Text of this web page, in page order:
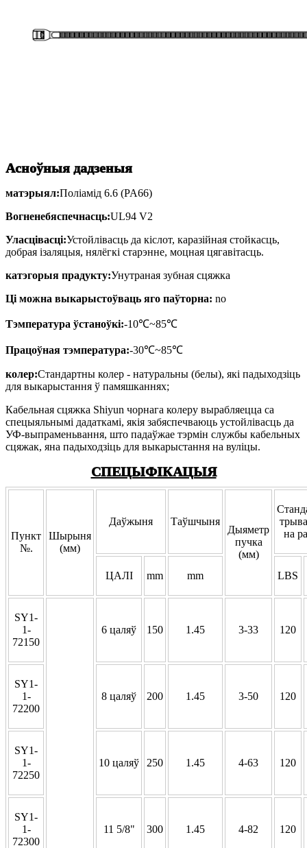
Асноўныя дадзеныя
матэрыял:Поліамід 6.6 (PA66)
Вогненебяспечнасць:UL94 V2
Уласцівасці:Устойлівасць да кіслот, каразійная стойкасць,
добрая ізаляцыя, нялёгкі старэнне, моцная цягавітасць.
катэгорыя прадукту:Унутраная зубная сцяжка
Ці можна выкарыстоўваць яго паўторна: no
Тэмпература ўстаноўкі:-10℃~85℃
Працоўная тэмпература:-30℃~85℃
колер:Стандартны колер - натуральны (белы), які падыходзіць
для выкарыстання ў памяшканнях;
Кабельная сцяжка Shiyun чорнага колеру вырабляецца са
спецыяльнымі дадаткамі, якія забяспечваюць устойлівасць да
УФ-выпраменьвання, што падаўжае тэрмін службы кабельных
сцяжак, яна падыходзіць для выкарыстання на вуліцы.
СПЕЦЫФІКАЦЫЯ
Пункт
№.
Шырыня
(мм)
Даўжыня Таўшчыня
Дыяметр
пучка
(мм)
на
ЦАЛІ mm mm LBS
SY1-
1-
72150
6 цаляў 150 1.45 3-33 120
SY1-
1-
72200
8 цаляў 200 1.45 3-50 120
SY1-
1-
72250
10 цаляў 250 1.45 4-63 120
SY1-
1-
72300
11 5/8" 300 1.45 4-82 120